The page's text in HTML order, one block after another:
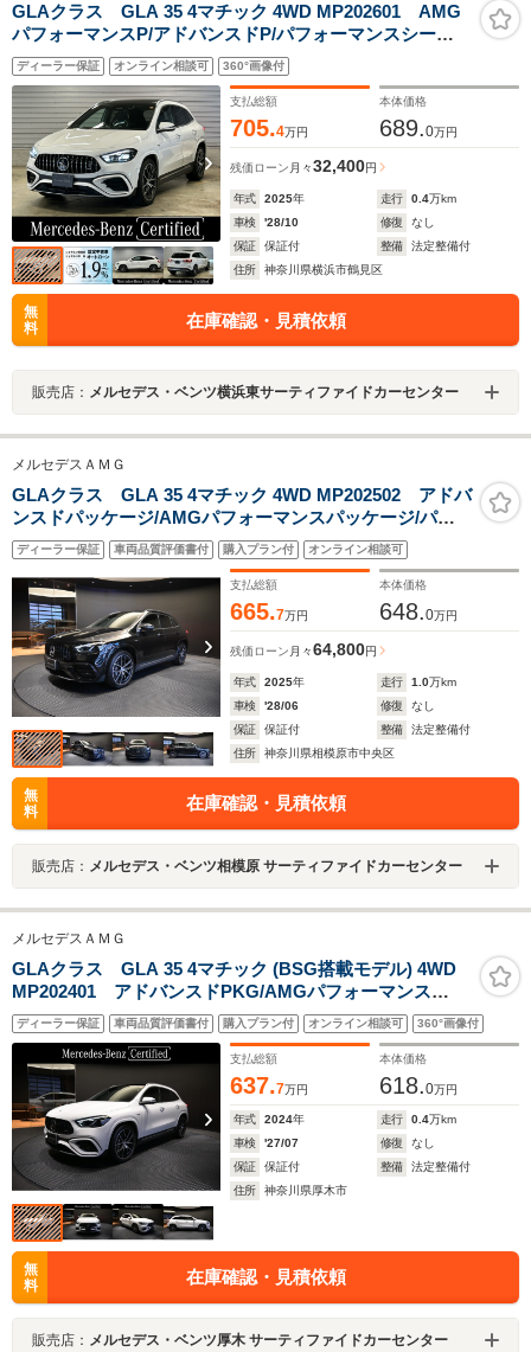
GLAクラス GLA 35 4マチック 4WD MP202601 AMG
パフォーマンスP/アドバンスドP/パフォーマンスシー
ト/Brumesterサラウンドサウンドシステム/ブランドロゴ
プロジェクターライト/パノラミックスライディングルー
フ/純正ドライブレコーダー前後
ディーラー保証 オンライン相談可 360°画像付
支払総額
705.4万円
本体価格
689.0万円
残価ローン 月々32,400円
年式 2025年 走行 0.4万km
車検
'28/10 修復
なし
保証
保証付 整備
法定整備付
住所
神奈川県横浜市鶴見区
無
料
在庫確認・見積依頼
販売店： メルセデス・ベンツ横浜東サーティファイドカーセンター
メルセデスＡＭＧ
GLAクラス GLA 35 4マチック 4WD MP202502 アドバ
ンスドパッケージ/AMGパフォーマンスパッケージ/パノ
ラミックスライディングルーフ/マルチコントロールシー
トバック(運転席・助手席)/元社有車/純正ドラレコ前後付
き/
ディーラー保証 車両品質評価書付 購入プラン付 オンライン相談可
支払総額
665.7万円
本体価格
648.0万円
残価ローン 月々64,800円
年式 2025年 走行 1.0万km
車検
'28/06 修復
なし
保証
保証付 整備
法定整備付
住所
神奈川県相模原市中央区
無
料
在庫確認・見積依頼
販売店： メルセデス・ベンツ相模原 サーティファイドカーセンター
メルセデスＡＭＧ
GLAクラス GLA 35 4マチック (BSG搭載モデル) 4WD
MP202401 アドバンスドPKG/AMGパフォーマンス
PKG/パノラミックSR/赤黒レザーシート/純正ドラレコ前
後付き
ディーラー保証 車両品質評価書付 購入プラン付 オンライン相談可 360°画像付
支払総額
637.7万円
本体価格
618.0万円
年式 2024年 走行 0.4万km
車検
'27/07 修復
なし
保証
保証付 整備
法定整備付
住所
神奈川県厚木市
無
料
在庫確認・見積依頼
販売店： メルセデス・ベンツ厚木 サーティファイドカーセンター